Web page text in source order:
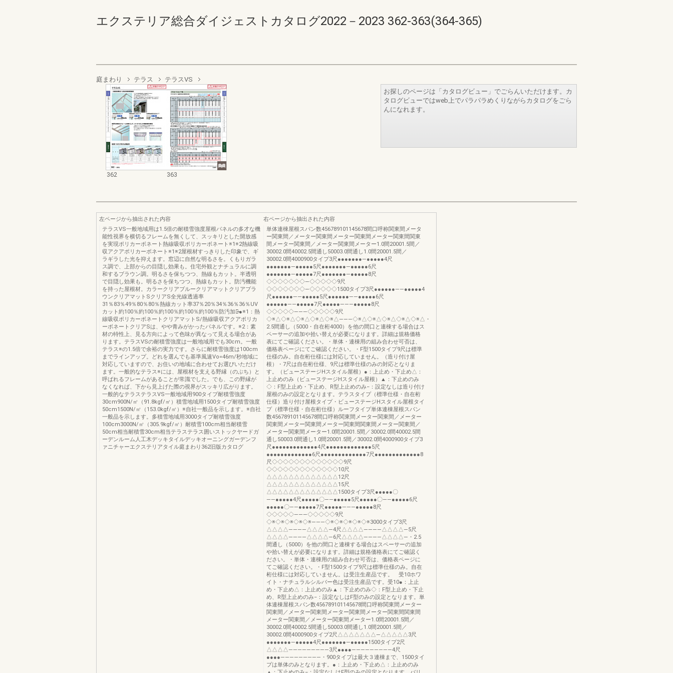
エクステリア総合ダイジェストカタログ2022－2023 362-363(364-365)
庭まわり テラス テラスVS
362 363
お探しのページは「カタログビュー」でごらんいただけます。カ
タログビューではweb上でパラパラめくりながらカタログをごら
んになれます。
左ページから抽出された内容
テラスVS一般地域用は1.5倍の耐積雪強度屋根パネルの多才な機
能性視界を横切るフレームを無くして、スッキリとした開放感
を実現ポリカーボネート熱線吸収ポリカーボネート※1※2熱線吸
収アクアポリカーボネート※1※2屋根材すっきりした印象で、ギ
ラギラした光を抑えます。窓辺に自然な明るさを。くもりガラ
ス調で、上部からの目隠し効果も。住宅外観とナチュラルに調
和するブラウン調。明るさを保ちつつ、熱線もカット。半透明
で目隠し効果も。明るさを保ちつつ、熱線もカット。防汚機能
を持った屋根材。カラークリアブルークリアマットクリアブラ
ウンクリアマットSクリアS全光線透過率
31％83％49％80％80％熱線カット率37％20％34％36％36％UV
カット約100％約100％約100％約100％約100％防汚加工̶̶̶̶●※1：熱
線吸収ポリカーボネートクリアマットS/熱線吸収アクアポリカ
ーボネートクリアSは、やや青みがかったパネルです。※2：素
材の特性上、見る方向によって色味が異なって見える場合があ
ります。テラスVSの耐積雪強度は一般地域用でも30cm。一般
テラス※の1.5倍で余裕の実力です。さらに耐積雪強度は100cm
までラインアップ。どれを選んでも基準風速Vo=46m/秒地域に
対応していますので、お住いの地域に合わせてお選びいただけ
ます。一般的なテラス※には、屋根材を支える野縁（のぶち）と
呼ばれるフレームがあることが常識でした。でも、この野縁が
なくなれば、下から見上げた際の視界がスッキリ広がります。
一般的なテラステラスVS一般地域用900タイプ耐積雪強度
30cm900N/㎡（91.8kgf/㎡）積雪地域用1500タイプ耐積雪強度
50cm1500N/㎡（153.0kgf/㎡）※自社一般品を示します。※自社
一般品を示します。多積雪地域用3000タイプ耐積雪強度
100cm3000N/㎡（305.9kgf/㎡）耐積雪100cm相当耐積雪
50cm相当耐積雪30cm相当テラステラス囲いストックヤードガ
ーデンルーム人工木デッキタイルデッキオーニングガーデンフ
ァニチャーエクステリアタイル庭まわり362旧版カタログ
右ページから抽出された内容
単体連棟屋根スパン数456789101145678間口呼称関東間メータ
ー関東間／メーター関東間メーター関東間メーター関東間関東
間メーター関東間／メーター関東間メーター1.0間20001.5間／
30002.0間40002.5間通し50003.0間通し1.0間20001.5間／
30002.0間4000900タイプ3尺●●●●●●●―●●●●●4尺
●●●●●●●―●●●●●5尺●●●●●●●―●●●●●6尺
●●●●●●●―●●●●●7尺●●●●●●●―●●●●●8尺
◇◇◇◇◇◇◇―◇◇◇◇◇9尺
◇◇◇◇◇◇◇―◇◇◇◇◇1500タイプ3尺●●●●●●――●●●●●4
尺●●●●●●――●●●●●5尺●●●●●●――●●●●●6尺
●●●●●●――●●●●●7尺●●●●●―――●●●●●8尺
◇◇◇◇◇―――◇◇◇◇◇9尺
◇※△◇※△◇※△◇※△◇※△―――◇※△◇※△◇※△◇※△◇※△・
2.5間通し（5000・自在桁4000）を他の間口と連棟する場合はス
ペーサーの追加や拾い替えが必要になります。詳細は規格価格
表にてご確認ください。・単体・連棟用の組み合わせ可否は、
価格表ページにてご確認ください。・F型1500タイプ9尺は標準
仕様のみ。自在桁仕様には対応していません。（造り付け屋
根）・7尺は自在桁仕様、9尺は標準仕様のみの対応となりま
す。（ビューステージHスタイル屋根）●：上止め・下止め△：
上止めのみ（ビューステージHスタイル屋根）▲：下止めのみ
◇：F型上止め・下止め、R型上止めのみ−：設定なしは造り付け
屋根のみの設定となります。テラスタイプ（標準仕様・自在桁
仕様）造り付け屋根タイプ・ビューステージHスタイル屋根タイ
プ（標準仕様・自在桁仕様）ルーフタイプ単体連棟屋根スパン
数456789101145678間口呼称関東間メーター関東間／メーター
関東間メーター関東間メーター関東間関東間メーター関東間／
メーター関東間メーター1.0間20001.5間／30002.0間40002.5間
通し50003.0間通し1.0間20001.5間／30002.0間4000900タイプ3
尺●●●●●●●●●●●●●4尺●●●●●●●●●●●●●5尺
●●●●●●●●●●●●●6尺●●●●●●●●●●●●●7尺●●●●●●●●●●●●●8
尺◇◇◇◇◇◇◇◇◇◇◇◇◇9尺
◇◇◇◇◇◇◇◇◇◇◇◇◇10尺
△△△△△△△△△△△△△12尺
△△△△△△△△△△△△△15尺
△△△△△△△△△△△△△1500タイプ3尺●●●●●〇
――●●●●●4尺●●●●●〇――●●●●●5尺●●●●●〇――●●●●●6尺
●●●●●〇――●●●●●7尺●●●●●―――●●●●●8尺
◇◇◇◇◇―――◇◇◇◇◇9尺
◇※◇※◇※◇※◇※―――◇※◇※◇※◇※◇※3000タイプ3尺
△△△△――――△△△△―4尺△△△△――――△△△△―5尺
△△△△――――△△△△―6尺△△△△――――△△△△―・2.5
間通し（5000）を他の間口と連棟する場合はスペーサーの追加
や拾い替えが必要になります。詳細は規格価格表にてご確認く
ださい。・単体・連棟用の組み合わせ可否は、価格表ページに
てご確認ください。・F型1500タイプ9尺は標準仕様のみ。自在
桁仕様には対応していません。は受注生産品です。 受10ホワ
イト・ナチュラルシルバー色は受注生産品です。受10●：上止
め・下止め△：上止めのみ▲：下止めのみ◇：F型上止め・下止
め、R型上止めのみ−：設定なしはF型のみの設定となります。単
体連棟屋根スパン数456789101145678間口呼称関東間メーター
関東間／メーター関東間メーター関東間メーター関東間関東間
メーター関東間／メーター関東間メーター1.0間20001.5間／
30002.0間40002.5間通し50003.0間通し1.0間20001.5間／
30002.0間4000900タイプ2尺△△△△△△△―△△△△△3尺
●●●●●●●―●●●●●4尺●●●●●●●―●●●●●1500タイプ2尺
△△△△―――――――――3尺●●●●―――――――――4尺
●●●●―――――――――・900タイプは最大３連棟まで、1500タイ
プは単体のみとなります。●：上止め・下止め△：上止めのみ